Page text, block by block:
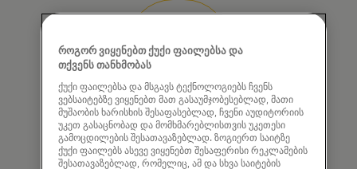
ხელოვნური ინტელექტი (AI),
გენერაციული AI და მანქანური
სწავლება
როგორ ვიყენებთ ქუქი ფაილებსა და
თქვენს თანხმობას
ქუქი ფაილებსა და მსგავს ტექნოლოგიებს ჩვენს
ვებსაიტებზე ვიყენებთ მათ გასაუმჯობესებლად, მათი
მუშაობის ხარისხის შესაფასებლად, ჩვენი აუდიტორიის
უკეთ გასაცნობად და მომხმარებლისთვის უკეთესი
გამოცდილების შესათავაზებლად. ზოგიერთ საიტზე
ქუქი ფაილებს ასევე ვიყენებთ შესაფერისი რეკლამების
შესათავაზებლად, რომელიც, ამ და სხვა საიტების